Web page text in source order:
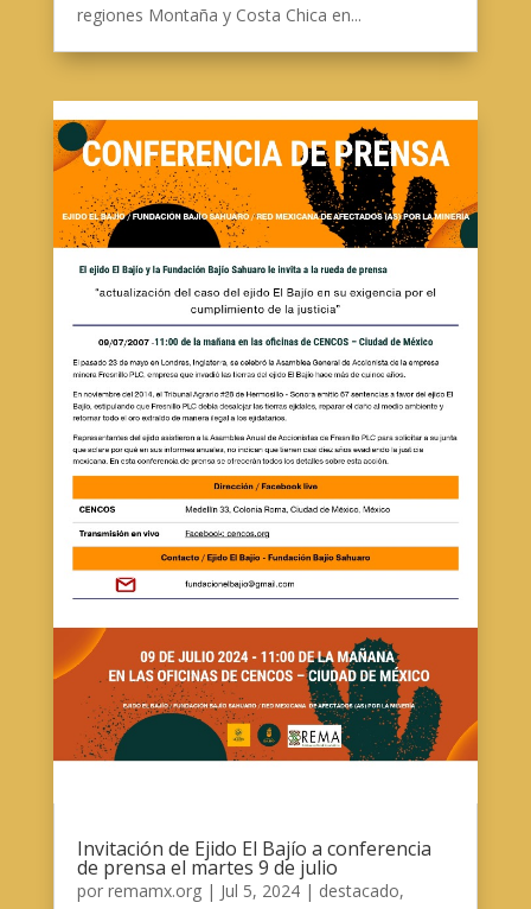
regiones Montaña y Costa Chica en...
Invitación de Ejido El Bajío a conferencia
de prensa el martes 9 de julio
por remamx.org| Jul 5, 2024| destacado,